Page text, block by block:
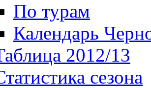
По турам
Календарь
2012/13
сезона